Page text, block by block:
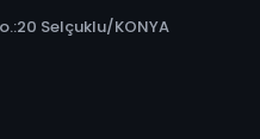
Selçuklu/KONYA